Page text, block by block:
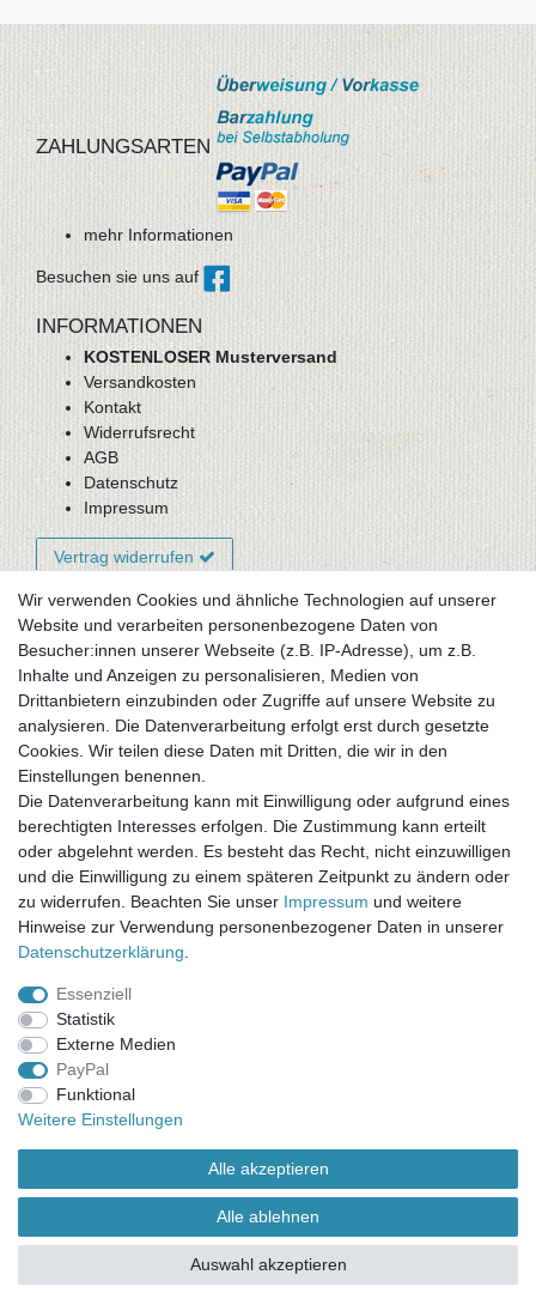
ZAHLUNGSARTEN
mehr Informationen
Besuchen sie uns auf
INFORMATIONEN
KOSTENLOSER Musterversand
Versandkosten
Kontakt
Widerrufsrecht
AGB
Datenschutz
Impressum
Vertrag widerrufen
Newsletter-Anmeldung
FAQ / Fragen
Mein Warenkorb
Mein Merkzettel
Mein Konto
UNSER LADENGESCHÄFT
Gottlieb-Daimler-Str. 10
33334 Gütersloh
ÖFFNUNGSZEITEN
Montag - Dienstag: 8.00 - 18.00 Uhr, Mittwoch Ruhetag,
Donnerstag: 8.00 - 18.00 Uhr, Freitag 8.00 - 14.00 Uhr
KUNDENSERVICE
Telefon: (05241) 403 22 38
E-Mail: info@stoffamstueck.de
Alle Preise inklusive gesetzlicher Mehrwertsteuer und
zuzüglichVersandkosten. * Pflichtfeld
Wir verwenden Cookies und ähnliche Technologien auf unserer
Website und verarbeiten personenbezogene Daten von
Besucher:innen unserer Webseite (z.B. IP-Adresse), um z.B.
Inhalte und Anzeigen zu personalisieren, Medien von
Drittanbietern einzubinden oder Zugriffe auf unsere Website zu
analysieren. Die Datenverarbeitung erfolgt erst durch gesetzte
Cookies. Wir teilen diese Daten mit Dritten, die wir in den
Einstellungen benennen.
Die Datenverarbeitung kann mit Einwilligung oder aufgrund eines
berechtigten Interesses erfolgen. Die Zustimmung kann erteilt
oder abgelehnt werden. Es besteht das Recht, nicht einzuwilligen
und die Einwilligung zu einem späteren Zeitpunkt zu ändern oder
zu widerrufen. Beachten Sie unser Impressum und weitere
Hinweise zur Verwendung personenbezogener Daten in unserer
Daten­schutz­erklärung
Essenziell
Statistik
Externe Medien
PayPal
Funktional
Weitere Einstellungen
Alle akzeptieren
Alle ablehnen
Auswahl akzeptieren